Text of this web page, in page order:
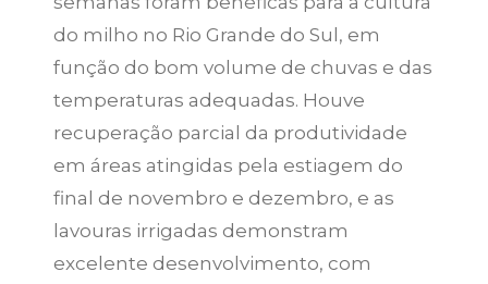
do milho no Rio Grande do Sul, em
função do bom volume de chuvas e das
temperaturas adequadas. Houve
recuperação parcial da produtividade
em áreas atingidas pela estiagem do
final de novembro e dezembro, e as
lavouras irrigadas demonstram
excelente desenvolvimento, com